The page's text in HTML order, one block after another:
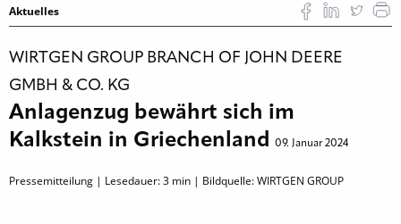
Aktuelles
WIRTGEN GROUP BRANCH OF JOHN DEERE
GMBH & CO. KG
Anlagenzug bewährt sich im
Kalkstein in Griechenland
09. Januar 2024
Pressemitteilung | Lesedauer:3 min | Bildquelle: WIRTGEN GROUP